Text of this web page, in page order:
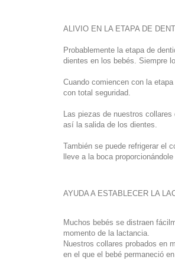
ALIVIO EN LA ETAPA DE
Probablemente la etapa de
dientes en los bebés. Siempre
Cuando comiencen con la
con total seguridad.
Las piezas de nuestros
así la salida de los dientes.
También se puede refrigerar el
lleve a la boca
AYUDA A ESTABLECER LA
Muchos bebés se distraen
momento de la lactancia.
Nuestros collares probados en
en el que el bebé permaneció